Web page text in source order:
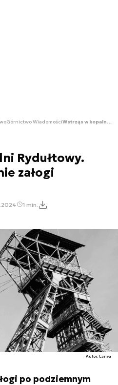
Górnictwo Wiadomości Wstrząs w kopalni Rydułtowy. Trwa wycofywanie załogi
Rydułtowy.
załogi
1 min.
Autor. Canva
po podziemnym